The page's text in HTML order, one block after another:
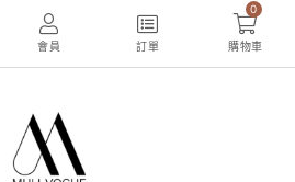
會員 訂單
0
購物車